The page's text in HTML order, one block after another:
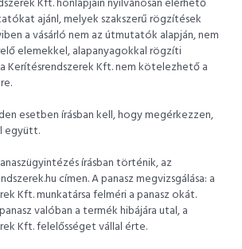
ajánl, melyek szakszerű rögzítések
a vásárló nem az útmutatók alapján, nem
elemekkel, alapanyagokkal rögzíti
Kerítésrendszerek Kft. nem kötelezhető a
esetben írásban kell, hogy megérkezzen,
együtt.
írásban történik, az
címen. A panasz megvizsgálása: a
Kft. munkatársa felméri a panasz okát.
valóban a termék hibájára utal, a
Kft. felelősséget vállal érte.